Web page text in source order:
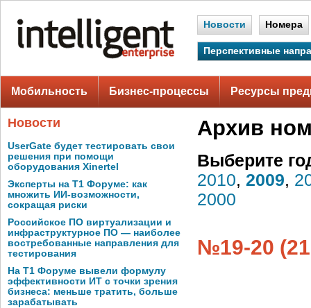
Новости Номера
Перспективные
Мобильность Бизнес-процессы Ресурсы
Новости
UserGate будет тестировать свои
решения при помощи
оборудования Xinertel
Эксперты на Т1 Форуме: как
множить ИИ-возможности,
сокращая риски
Российское ПО виртуализации и
инфраструктурное ПО — наиболее
востребованные направления для
тестирования
На Т1 Форуме вывели формулу
эффективности ИТ с точки зрения
бизнеса: меньше тратить, больше
зарабатывать
Архив
Выберите
2010, 2009,
2000
№19-20